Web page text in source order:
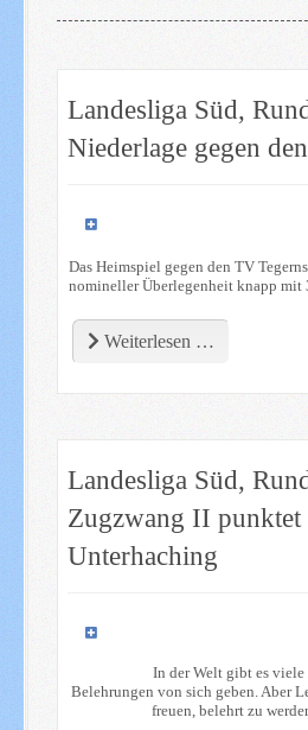
Landesliga Süd,
Niederlage gegen
Das Heimspiel gegen den TV
nomineller Überlegenheit knapp mit
Weiterlesen …
Landesliga Süd,
Zugzwang II punktet
Unterhaching
In der Welt gibt es viele
Belehrungen von sich geben. Aber
freuen, belehrt zu